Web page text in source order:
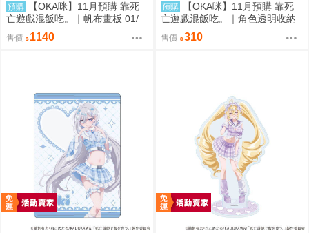
預購
【OKA咪】11月預購 靠死
亡遊戲混飯吃。｜帆布畫板 01/
(新繪插畫) (幽鬼)
售價 1140
預購
【OKA咪】11月預購 靠死
亡遊戲混飯吃。｜角色透明收納
夾 02/ (新繪插畫) (御城)
售價 310